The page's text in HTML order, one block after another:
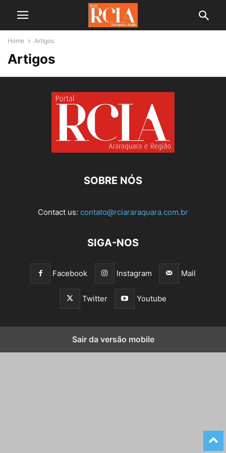
Home Artigos
Artigos
SOBRE NÓS
Contact us: contato@rciararaquara.com.br
SIGA-NOS
Facebook Instagram Mail
Twitter Youtube
Sair da versão mobile